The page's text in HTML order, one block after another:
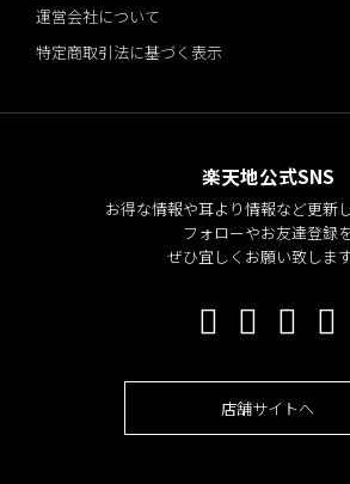
運営会社について
特定商取引法に基づく表示
楽天地公式SNS
お得な情報や耳より情報など更新し
フォローやお友達登録
ぜひ宜しくお願い致しま
店舗サイトへ